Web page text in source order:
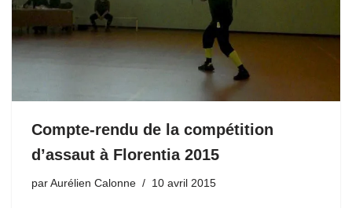
Compte-rendu de la compétition
d’assaut à Florentia 2015
par Aurélien Calonne 10 avril 2015